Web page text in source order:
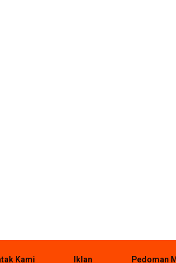
Kami Iklan Pedoman